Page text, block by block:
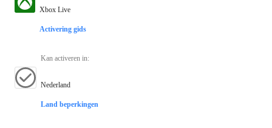
Xbox Live
Activering gids
Kan activeren in:
Nederland
Land beperkingen